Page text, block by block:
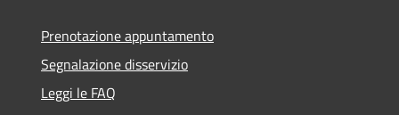
Prenotazione appuntamento
Segnalazione disservizio
Leggi le FAQ